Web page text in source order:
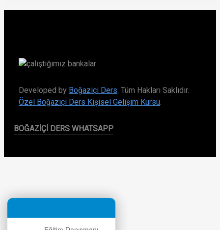
Developed by Boğaziçi Ders. Tüm Hakları Saklıdır.
Özel Boğaziçi Ders Kişisel Gelişim Kursu.
BOĞAZIÇI DERS WHATSAPP